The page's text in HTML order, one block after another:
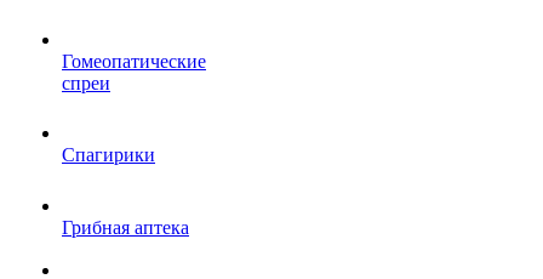
Гомеопатические
спреи
Спагирики
Грибная аптека